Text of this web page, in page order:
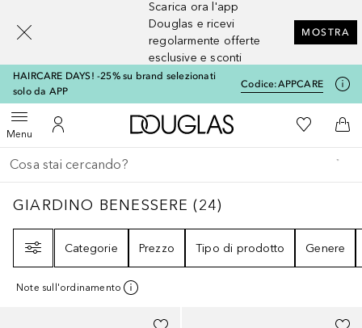
Scarica ora l'app
Douglas e ricevi
regolarmente offerte
esclusive e sconti
MOSTRA
HAIRCARE DAYS! -25% su brand selezionati
solo da APP
Codice:APPCARE
MenuApri menuAl Mio Account
A Douglas HomeAlla Mia
Al
Torna indietro
Esegui ricerca
GIARDINO BENESSERE24
GIARDINO BENESSERE (24)
Categorie
Prezzo Tipo di prodotto Genere
Note sull'ordinamento
[navigation.slideout.screenreader]